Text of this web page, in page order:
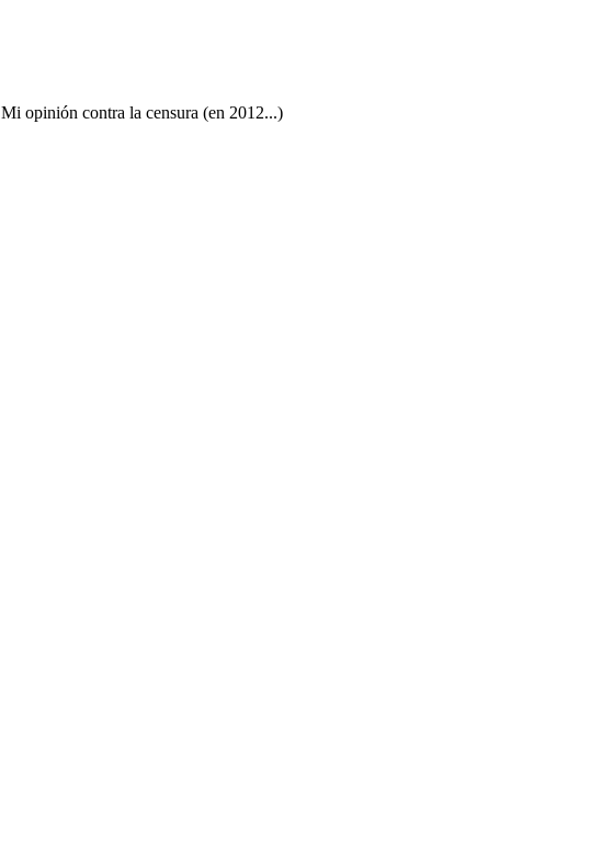
Mi opinión contra la censura (en 2012...)